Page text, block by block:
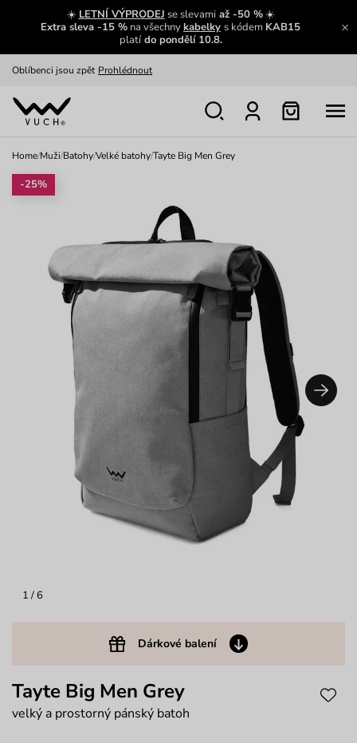
☀️ LETNÍ VÝPRODEJ se slevamiaž -50 %☀️
Extra sleva -15 % na všechnykabelky s kódem KAB15
platído pondělí 10.8.
Zajímavosti ze světa Vuch:
Zobrazit
Oblíbenci jsou zpět Prohlédnout
Nech se inspirovat
Home/Muži/Batohy/Velké batohy/Tayte Big Men Grey
1 / 6
Dárkové balení
-25%
Tayte Big Men Grey
velký a prostorný pánský batoh